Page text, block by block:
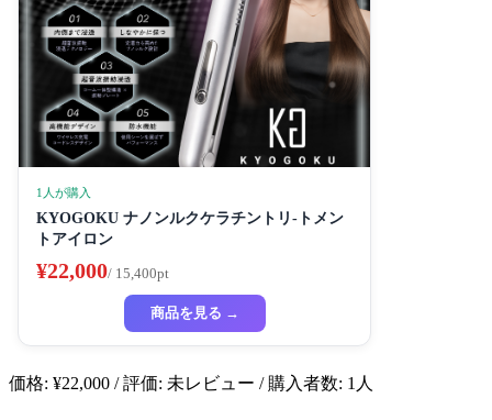
1人が購入
KYOGOKU ナノンルクケラチントリ-トメン
トアイロン
¥22,000/ 15,400pt
商品を見る →
価格: ¥22,000 / 評価: 未レビュー / 購入者数: 1人